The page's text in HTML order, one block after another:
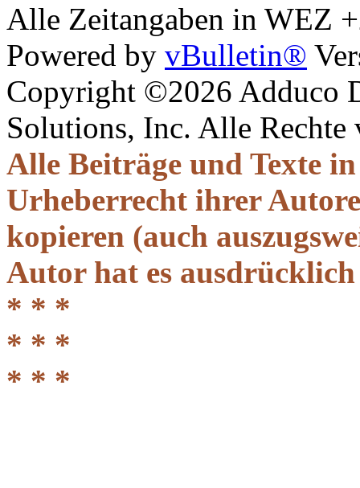
Alle Zeitangaben in WEZ
Powered by vBulletin®
Copyright ©2026 Adduco
Solutions, Inc. Alle Rechte
Alle Beiträge und Texte
Urheberrecht ihrer
kopieren (auch
Autor hat es
* * *
* * *
* * *